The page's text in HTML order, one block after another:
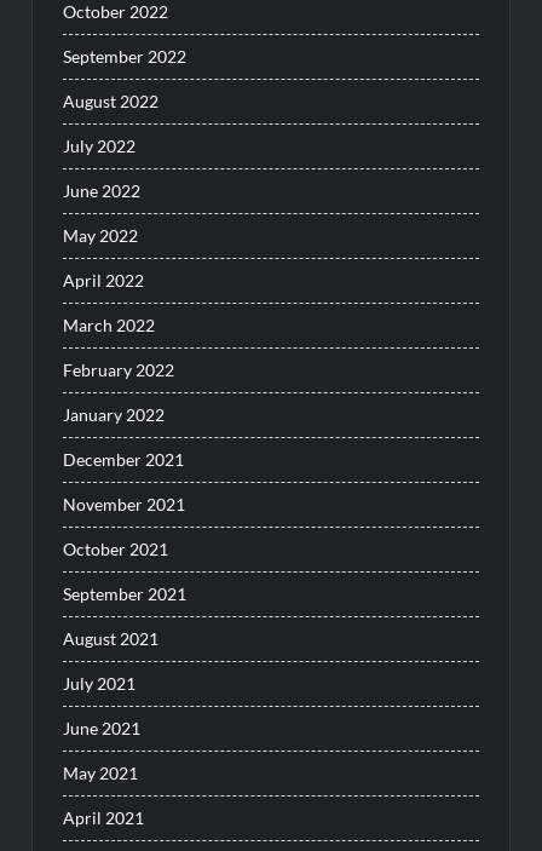
October 2022
September 2022
August 2022
July 2022
June 2022
May 2022
April 2022
March 2022
February 2022
January 2022
December 2021
November 2021
October 2021
September 2021
August 2021
July 2021
June 2021
May 2021
April 2021